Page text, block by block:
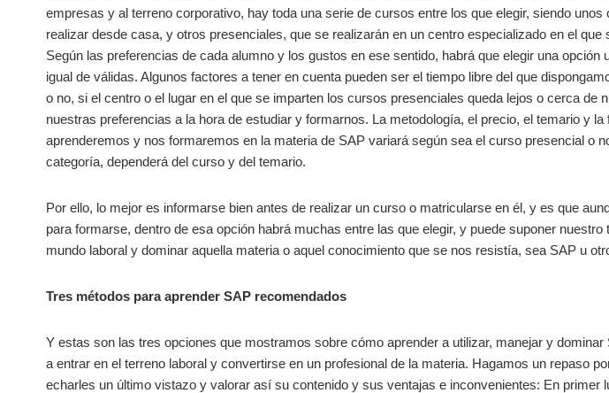
empresas y al terreno corporativo, hay toda una serie de cursos entre los que elegir, siendo unos
realizar desde casa, y otros presenciales, que se realizarán en un centro especializado en el que
Según las preferencias de cada alumno y los gustos en ese sentido, habrá que elegir una opción
igual de válidas. Algunos factores a tener en cuenta pueden ser el tiempo libre del que
o no, si el centro o el lugar en el que se imparten los cursos presenciales queda lejos o cerca de
nuestras preferencias a la hora de estudiar y formarnos. La metodología, el precio, el temario y la
aprenderemos y nos formaremos en la materia de SAP variará según sea el curso presencial o
categoría, dependerá del curso y del temario.
Por ello, lo mejor es informarse bien antes de realizar un curso o matricularse en él, y es que
para formarse, dentro de esa opción habrá muchas entre las que elegir, y puede suponer nuestro
mundo laboral y dominar aquella materia o aquel conocimiento que se nos resistía, sea SAP u
Tres métodos para aprender SAP recomendados
Y estas son las tres opciones que mostramos sobre cómo aprender a utilizar, manejar y
a entrar en el terreno laboral y convertirse en un profesional de la materia. Hagamos un repaso
echarles un último vistazo y valorar así su contenido y sus ventajas e inconvenientes: En primer